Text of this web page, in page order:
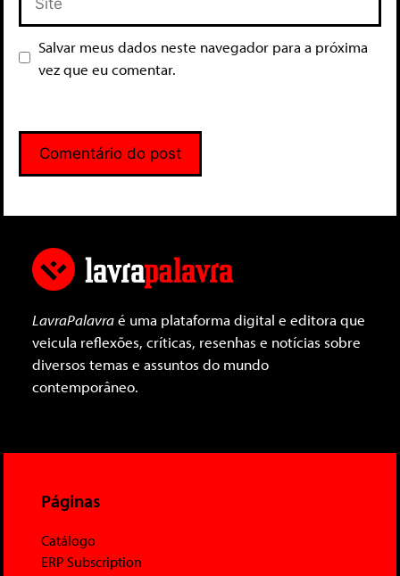
Salvar meus dados neste navegador para a próxima
vez que eu comentar.
LavraPalavraé uma plataforma digital e editora que
veicula reflexões, críticas, resenhas e notícias sobre
diversos temas e assuntos do mundo
contemporâneo.
Páginas
Catálogo
ERP Subscription